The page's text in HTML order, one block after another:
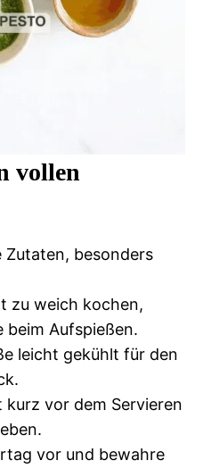
vollen
Zutaten, besonders
zu weich kochen,
beim Aufspießen.
leicht gekühlt für den
kurz vor dem Servieren
vor und bewahre